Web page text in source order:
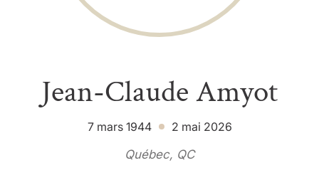
Jean-Claude Amyot
7 mars 1944
2 mai 2026
Québec, QC